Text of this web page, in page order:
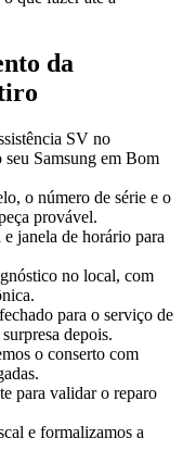
da
SV no
Samsung em Bom
o número de série e o
provável.
janela de horário para
no local, com
para o serviço de
depois.
o conserto com
para validar o reparo
e formalizamos a